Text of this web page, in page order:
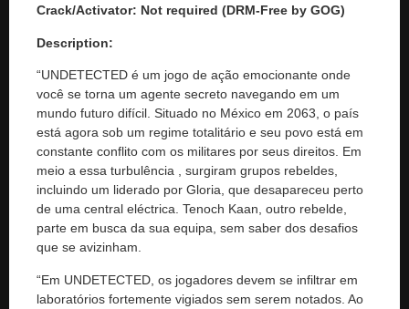
Crack/Activator: Not required (DRM-Free by GOG)
Description:
“UNDETECTED é um jogo de ação emocionante onde
você se torna um agente secreto navegando em um
mundo futuro difícil. Situado no México em 2063, o país
está agora sob um regime totalitário e seu povo está em
constante conflito com os militares por seus direitos. Em
meio a essa turbulência , surgiram grupos rebeldes,
incluindo um liderado por Gloria, que desapareceu perto
de uma central eléctrica. Tenoch Kaan, outro rebelde,
parte em busca da sua equipa, sem saber dos desafios
que se avizinham.
“Em UNDETECTED, os jogadores devem se infiltrar em
laboratórios fortemente vigiados sem serem notados. Ao